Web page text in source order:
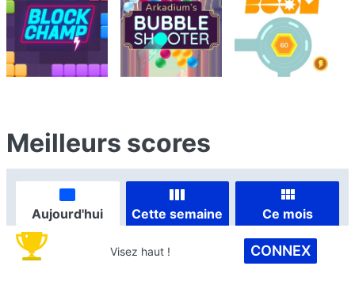
Meilleurs scores
Aujourd'hui Cette semaine Ce mois
Visez haut ! CONNEX